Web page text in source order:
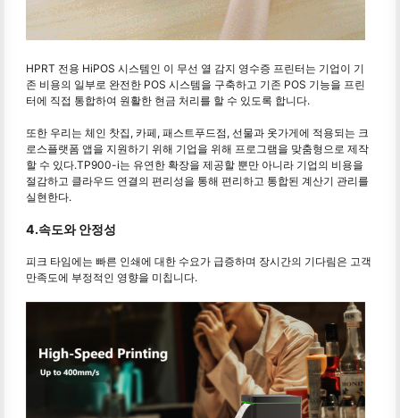
HPRT 전용 HiPOS 시스템인 이 무선 열 감지 영수증 프린터는 기업이 기
존 비용의 일부로 완전한 POS 시스템을 구축하고 기존 POS 기능을 프린
터에 직접 통합하여 원활한 현금 처리를 할 수 있도록 합니다.
또한 우리는 체인 찻집, 카페, 패스트푸드점, 선물과 옷가게에 적용되는 크
로스플랫폼 앱을 지원하기 위해 기업을 위해 프로그램을 맞춤형으로 제작
할 수 있다.TP900-i는 유연한 확장을 제공할 뿐만 아니라 기업의 비용을
절감하고 클라우드 연결의 편리성을 통해 편리하고 통합된 계산기 관리를
실현한다.
4.속도와 안정성
피크 타임에는 빠른 인쇄에 대한 수요가 급증하며 장시간의 기다림은 고객
만족도에 부정적인 영향을 미칩니다.